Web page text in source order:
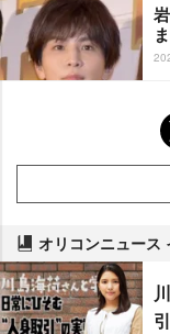
オリコンニュース